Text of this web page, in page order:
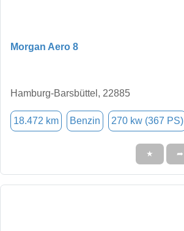
Morgan Aero 8
Hamburg-Barsbüttel, 22885
18.472 km Benzin 270 kw (367 PS)
★ ➦